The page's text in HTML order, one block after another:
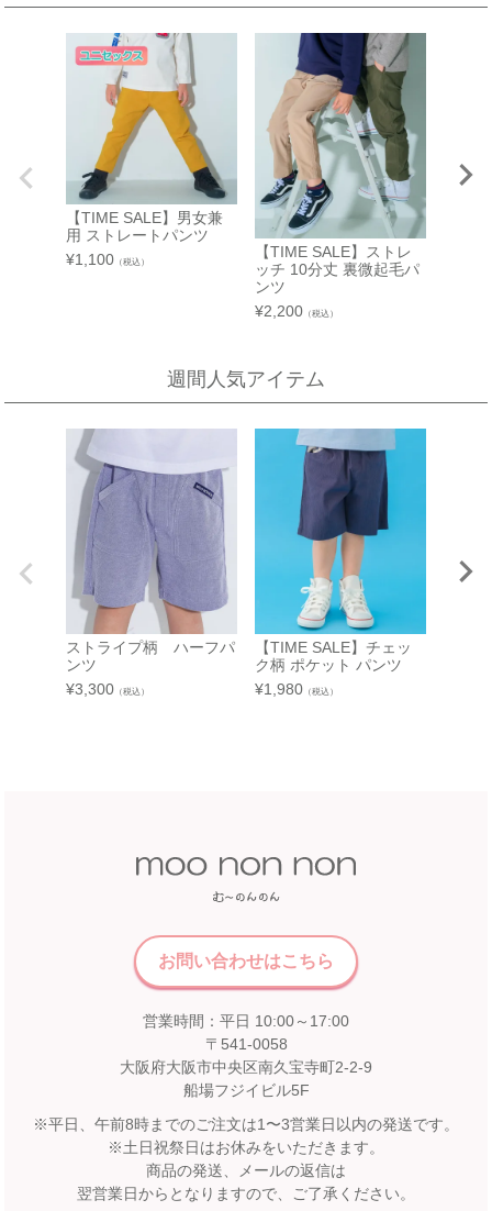
京阪百貨店 守口店
大阪府守口市河原町8番3号
京阪百貨店 守口店 6階子供服売場
店舗詳細へ
近鉄百貨店 生駒店
奈良県生駒市谷田町
近鉄百貨店 生駒店 4階子供服売場
店舗詳細へ
泉北タカシマヤ
泉北タカシマヤ 4階子供服売場
店舗詳細へ
近鉄百貨店 橿原店
奈良県橿原市北八木町3-65-11
近鉄百貨店 橿原店 4階子供服売場
店舗詳細へ
福屋 八丁堀本店
広島市中区胡町6-26
九州
宮崎山形屋
伊勢丹 立川店
子供服売場
【開催期間】
2026.08.1 ～ 2026.08.25
西武渋谷店
A館 6階
【開催期間】
新宿高島屋
【開催期間】
2026.08.5 ～ 2026.08.11
東武百貨店 池袋店
7F 3番地（※ 15日：未展開、19日：休業
【開催期間】
2026.08.13 ～ 2026.08.26
近鉄百貨店 奈良店
6F エスカレーター前
2026.08.1 ～ 2026.08.31
松坂屋 高槻店
2F イベントスペース
【TIME SALE】男女兼
用 ストレートパンツ
¥1,100 （税込）
【TIME SALE】ストレ
ッチ 10分丈 裏微起毛パ
ンツ
¥2,200 （税込）
週間人気アイテム
ストライプ柄 ハーフパ
ンツ
¥3,300 （税込）
【TIME SALE】チェッ
ク柄 ポケット パンツ
¥1,980 （税込）
お問い合わせはこちら
営業時間：平日 10:00～17:00
〒541-0058
大阪府大阪市中央区南久宝寺町2-2-9
船場フジイビル5F
※平日、午前8時までのご注文は1〜3営業日以内の発送です。
※土日祝祭日はお休みをいただきます。
商品の発送、メールの返信は
翌営業日からとなりますので、ご了承ください。